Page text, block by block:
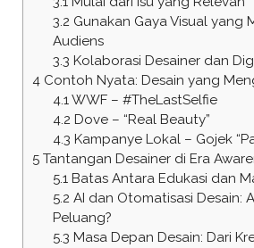
3.2 Gunakan Gaya Visual yang
Audiens
3.3 Kolaborasi Desainer dan
4Contoh Nyata: Desain yang
4.1WWF – #TheLastSelfie
4.2 Dove – “Real Beauty”
4.3 Kampanye Lokal – Gojek
5Tantangan Desainer di Era
5.1Batas Antara Edukasi dan
5.2 AI dan Otomatisasi Desain:
Peluang?
5.3 Masa Depan Desain: Dari